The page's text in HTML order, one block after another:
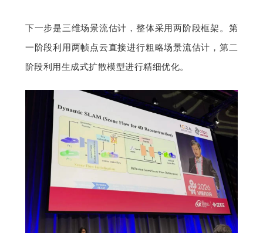
下一步是三维场景流估计，整体采用两阶段框架。第
一阶段利用两帧点云直接进行粗略场景流估计，第二
阶段利用生成式扩散模型进行精细优化。